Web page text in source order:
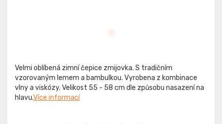
Velmi oblíbená zimní čepice zmijovka. S tradičním
vzorovaným lemem a bambulkou. Vyrobena z kombinace
vlny a viskózy. Velikost 55 - 58 cm dle způsobu nasazení na
hlavu.Více informací